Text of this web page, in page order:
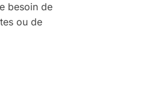
besoin de
ou de